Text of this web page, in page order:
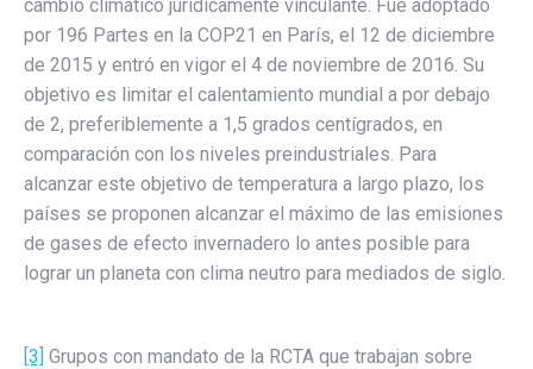
cambio climático jurídicamente vinculante. Fue adoptado
por 196 Partes en la COP21 en París, el 12 de diciembre
de 2015 y entró en vigor el 4 de noviembre de 2016. Su
objetivo es limitar el calentamiento mundial a por debajo
de 2, preferiblemente a 1,5 grados centígrados, en
comparación con los niveles preindustriales. Para
alcanzar este objetivo de temperatura a largo plazo, los
países se proponen alcanzar el máximo de las emisiones
de gases de efecto invernadero lo antes posible para
lograr un planeta con clima neutro para mediados de siglo.
[3] Grupos con mandato de la RCTA que trabajan sobre